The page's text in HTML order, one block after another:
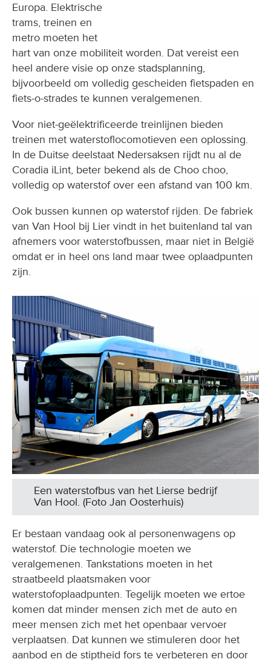
Europa. Elektrische
trams, treinen en
metro moeten het
hart van onze mobiliteit worden. Dat vereist een
heel andere visie op onze stadsplanning,
bijvoorbeeld om volledig gescheiden fietspaden en
fiets-o-strades te kunnen veralgemenen.
Voor niet-geëlektrificeerde treinlijnen bieden
treinen met waterstoflocomotieven een oplossing.
In de Duitse deelstaat Nedersaksen rijdt nu al de
Coradia iLint, beter bekend als de Choo choo,
volledig op waterstof over een afstand van 100 km.
Ook bussen kunnen op waterstof rijden. De fabriek
van Van Hool bij Lier vindt in het buitenland tal van
afnemers voor waterstofbussen, maar niet in België
omdat er in heel ons land maar twee oplaadpunten
zijn.
Een waterstofbus van het Lierse bedrijf
Van Hool. (Foto Jan Oosterhuis)
Er bestaan vandaag ook al personenwagens op
waterstof. Die technologie moeten we
veralgemenen. Tankstations moeten in het
straatbeeld plaatsmaken voor
waterstofoplaadpunten. Tegelijk moeten we ertoe
komen dat minder mensen zich met de auto en
meer mensen zich met het openbaar vervoer
verplaatsen. Dat kunnen we stimuleren door het
aanbod en de stiptheid fors te verbeteren en door